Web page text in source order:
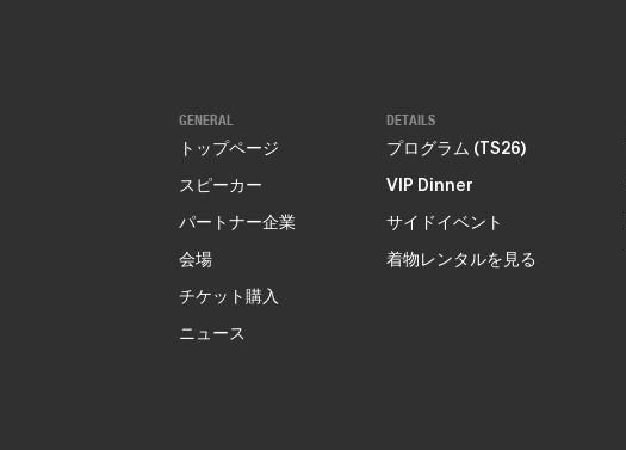
GENERAL
トップページ
スピーカー
パートナー企業
会場
チケット購入
ニュース
DETAILS
プログラム (TS26)
VIP Dinner
サイドイベント
着物レンタルを見る